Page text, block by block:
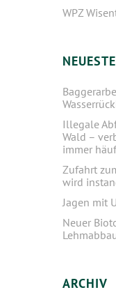
WPZ
Illegale
Wald –
immer
Zufahrt
wird
Jagen mit
Neuer
ARCHIV